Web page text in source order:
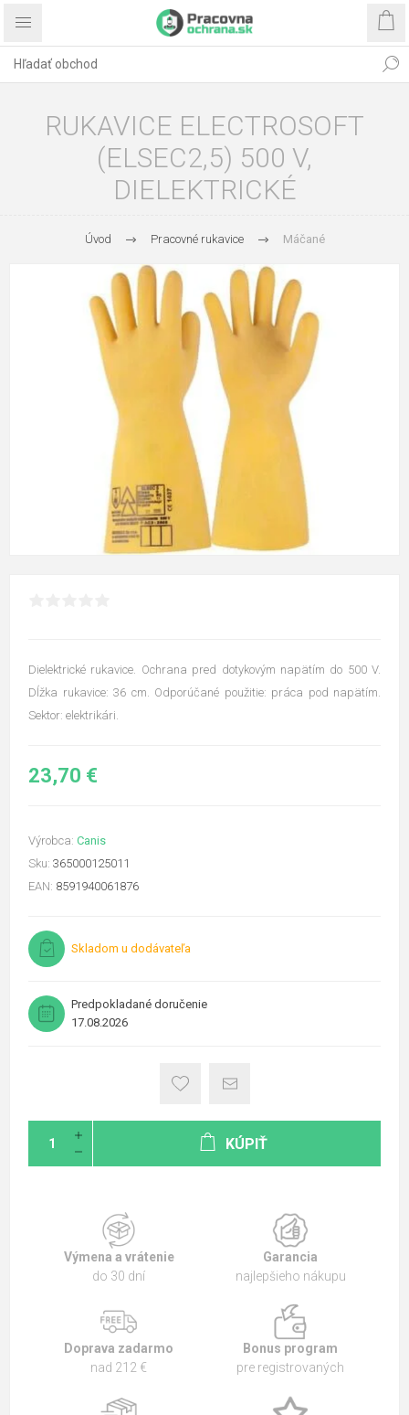
RUKAVICE ELECTROSOFT
(ELSEC2,5) 500 V,
DIELEKTRICKÉ
Úvod Pracovné rukavice Máčané
Dielektrické rukavice. Ochrana pred dotykovým napätím do 500 V.
Dĺžka rukavice: 36 cm. Odporúčané použitie: práca pod napätím.
Sektor: elektrikári.
23,70 €
Výrobca: Canis
Sku: 365000125011
EAN: 8591940061876
Skladom u dodávateľa
Predpokladané doručenie
17.08.2026
KÚPIŤ
Výmena a vrátenie
do 30 dní
Garancia
najlepšieho nákupu
Doprava zadarmo
nad 212 €
Bonus program
pre registrovaných